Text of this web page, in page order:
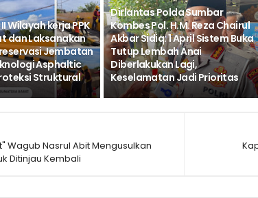
Wilayah kerja PPK
dan Laksanakan
Jembatan
Asphaltic
Struktural
Dirlantas Polda Sumbar
Kombes Pol. H.M. Reza Chairul
Akbar Sidiq: 1 April Sistem Buka
Tutup Lembah Anai
Diberlakukan Lagi,
Keselamatan Jadi Prioritas
Wagub Nasrul Abit Mengusulkan
Ditinjau Kembali